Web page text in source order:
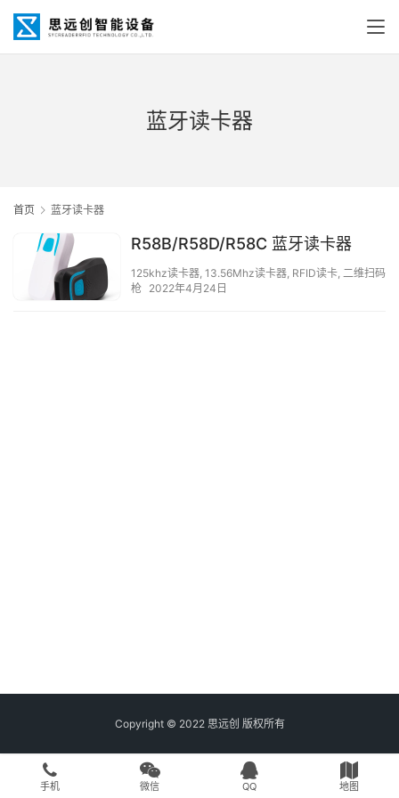
蓝牙读卡器
首页 蓝牙读卡器
R58B/R58D/R58C 蓝牙读卡器
125khz读卡器, 13.56Mhz读卡器, RFID读卡, 二维扫码
枪 2022年4月24日
Copyright © 2022 思远创 版权所有
手机 微信 QQ 地图